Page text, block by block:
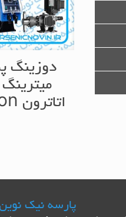
دوزینگ
اتاترون Etatron
پارسه نیک نوین